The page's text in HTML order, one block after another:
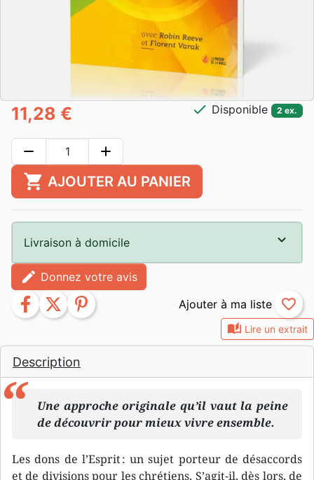
auto_stories Lire un extrait
Description
Une approche originale qu’il vaut la peine
de découvrir pour mieux vivre ensemble.
Les dons de l’Esprit : un sujet porteur de désaccords
et de divisions pour les chrétiens. S’agit-il, dès lors, de
11,28 € check Disponible 2 ex.
remove add
shopping_cart AJOUTER AU PANIER
Livraison à domicile
edit Donnez votre avis
facebook twitter pinterest favorite_border